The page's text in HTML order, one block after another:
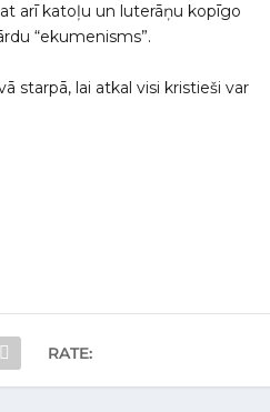
arī katoļu un luterāņu kopīgo
“ekumenisms”.
starpā, lai atkal visi kristieši var
RATE: